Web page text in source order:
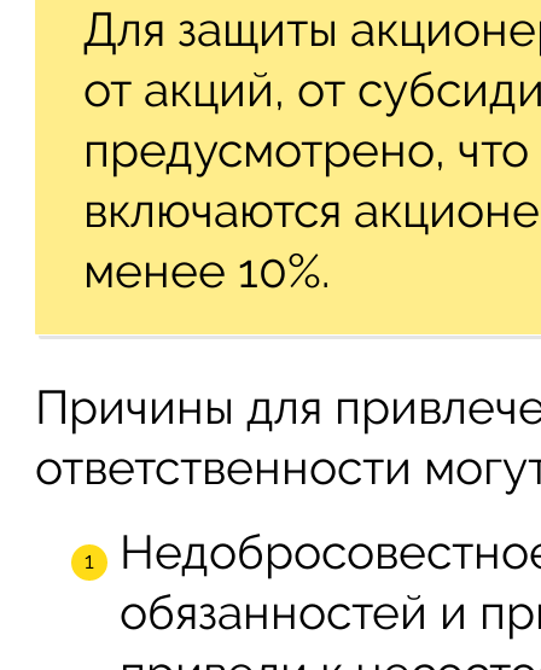
Для защиты
от акций, от
предусмотрено,
включаются
менее 10%.
Причины для
ответственности
обязанностей и